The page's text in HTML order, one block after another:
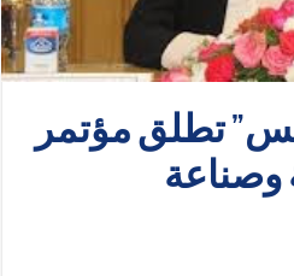
تطلق مؤتمر
وصناعة